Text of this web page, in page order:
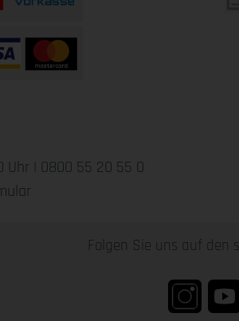
| 0800 55 20 55 0
Folgen Sie uns auf den